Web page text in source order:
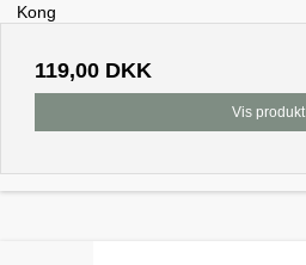
Kong
119,00 DKK
Vis produkt